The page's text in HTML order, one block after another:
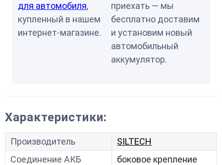
для автомобиля,
купленный в нашем
интернет-магазине.
приехать — мы
бесплатно доставим
и установим новый
автомобильный
аккумулятор.
Характеристики:
Производитель
SILTECH
Соединение АКБ
боковое крепление